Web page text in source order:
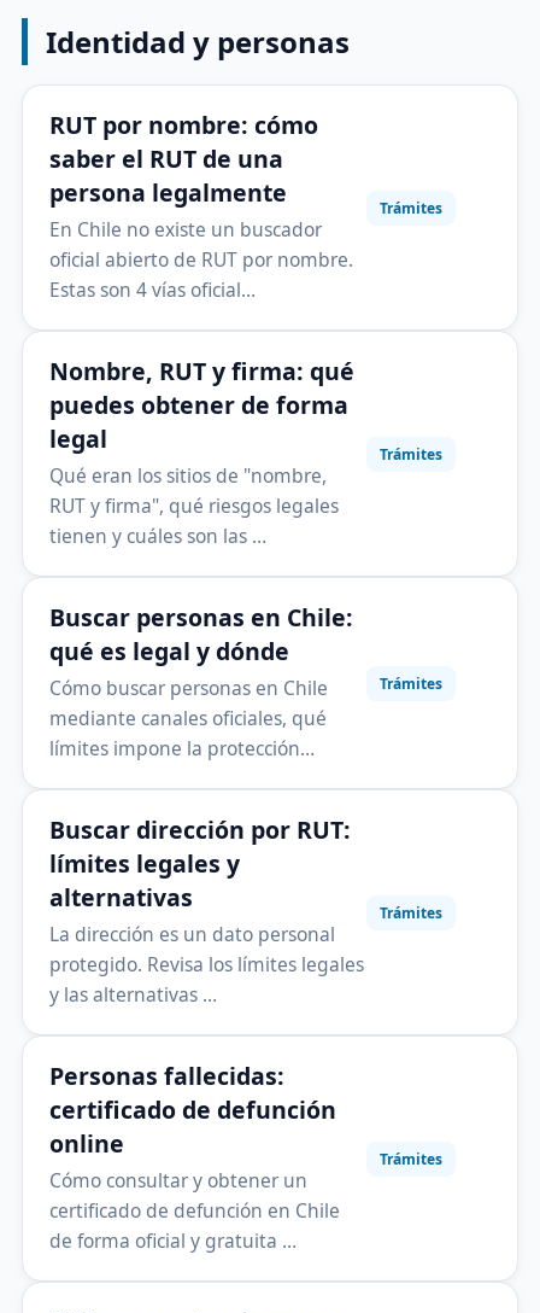
Identidad y personas
RUT por nombre: cómo
saber el RUT de una
persona legalmente
En Chile no existe un buscador
oficial abierto de RUT por nombre.
Estas son 4 vías oficial…
Trámites
Nombre, RUT y firma: qué
puedes obtener de forma
legal
Qué eran los sitios de "nombre,
RUT y firma", qué riesgos legales
tienen y cuáles son las …
Trámites
Buscar personas en Chile:
qué es legal y dónde
Cómo buscar personas en Chile
mediante canales oficiales, qué
límites impone la protección…
Trámites
Buscar dirección por RUT:
límites legales y
alternativas
La dirección es un dato personal
protegido. Revisa los límites legales
y las alternativas …
Trámites
Personas fallecidas:
certificado de defunción
online
Cómo consultar y obtener un
certificado de defunción en Chile
de forma oficial y gratuita …
Trámites